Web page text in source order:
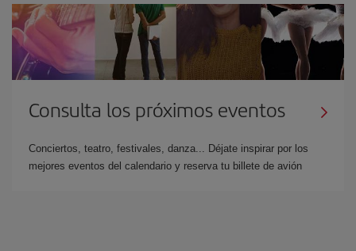
Consulta los próximos eventos
Conciertos, teatro, festivales, danza... Déjate inspirar por los
mejores eventos del calendario y reserva tu billete de avión